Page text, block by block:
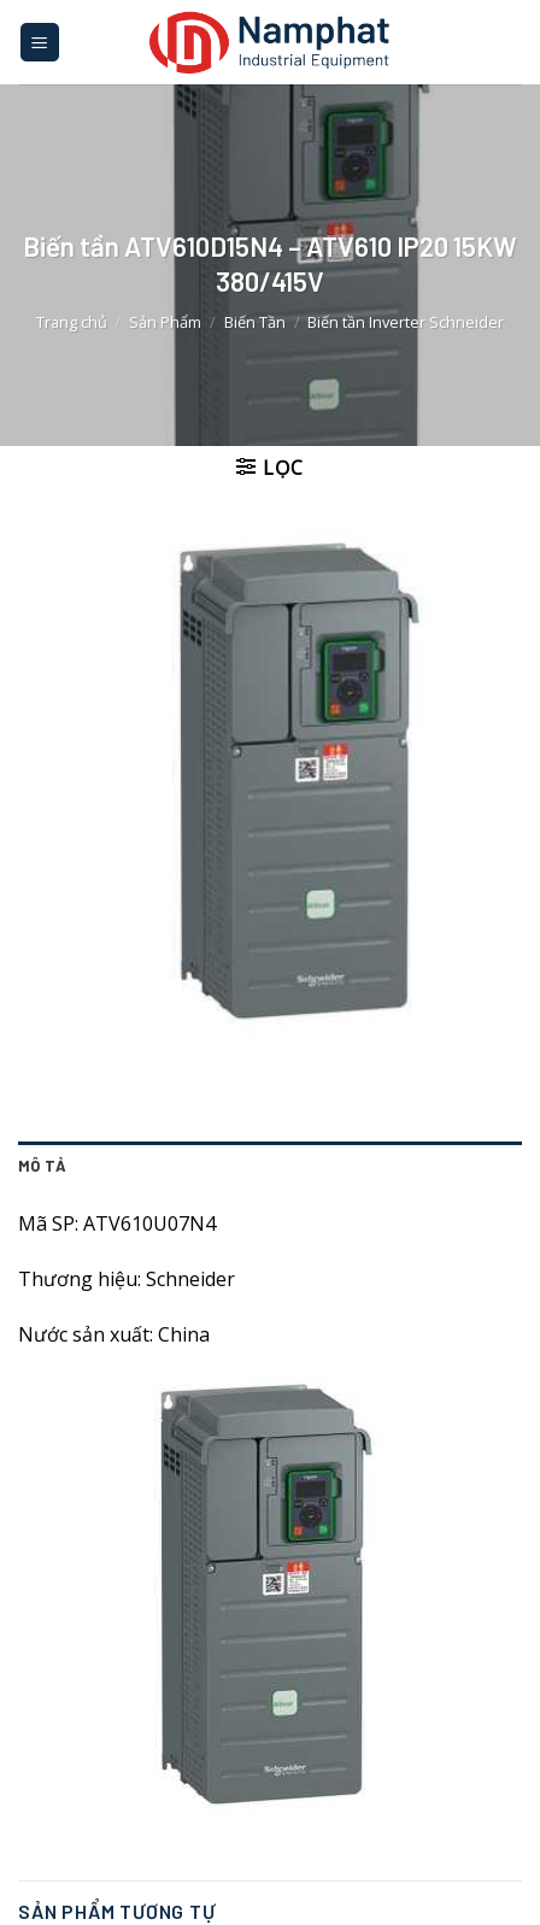
Biến tần ATV610D15N4 – ATV610 IP20 15KW
380/415V
Trang chủ / Sản Phẩm / Biến Tần / Biến tần Inverter Schneider
LỌC
MÔ TẢ
Mã SP: ATV610U07N4
Thương hiệu: Schneider
Nước sản xuất: China
SẢN PHẨM TƯƠNG TỰ